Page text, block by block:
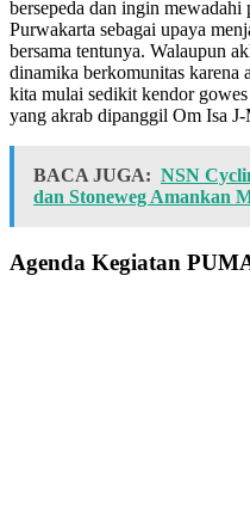
bersepeda dan ingin mewadahi
Purwakarta sebagai upaya
bersama tentunya. Walaupun
dinamika berkomunitas karena
kita mulai sedikit kendor
yang akrab dipanggil Om Isa
BACA JUGA: NSN
dan Stoneweg Amankan
Agenda Kegiatan